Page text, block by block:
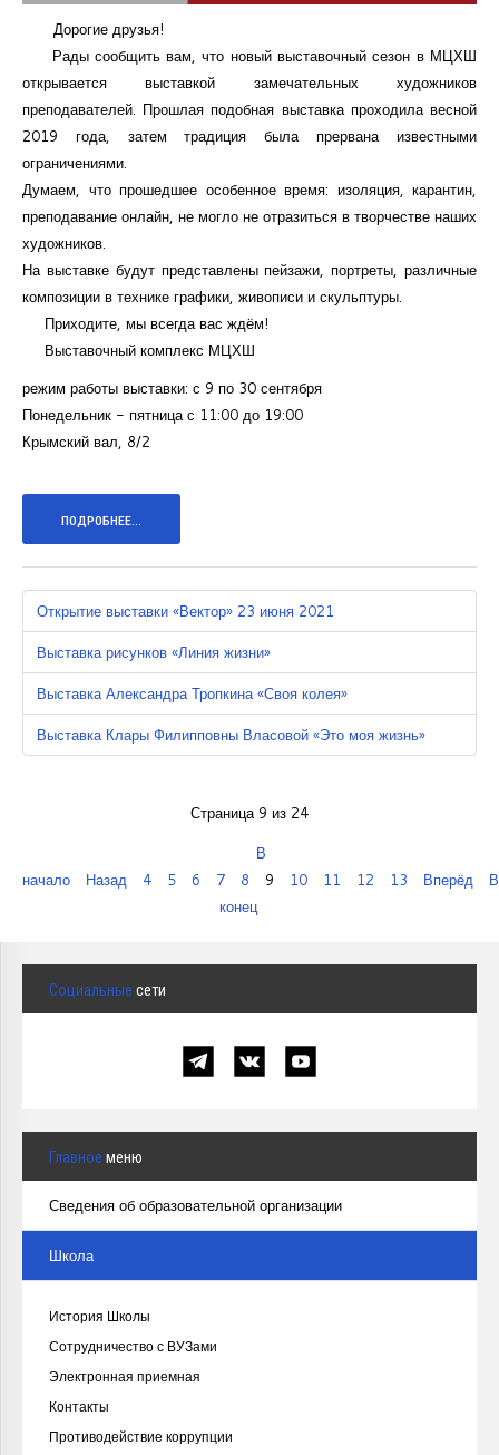
Дорогие друзья!
Рады сообщить вам, что новый выставочный сезон в МЦХШ
открывается выставкой замечательных художников
преподавателей. Прошлая подобная выставка проходила весной
2019 года, затем традиция была прервана известными
ограничениями.
Думаем, что прошедшее особенное время: изоляция, карантин,
преподавание онлайн, не могло не отразиться в творчестве наших
художников.
На выставке будут представлены пейзажи, портреты, различные
композиции в технике графики, живописи и скульптуры.
Приходите, мы всегда вас ждём!
Выставочный комплекс МЦХШ
режим работы выставки: с 9 по 30 сентября
Понедельник - пятница с 11:00 до 19:00
Крымский вал, 8/2
ПОДРОБНЕЕ...
Открытие выставки «Вектор» 23 июня 2021
Выставка рисунков «Линия жизни»
Выставка Александра Тропкина «Своя колея»
Выставка Клары Филипповны Власовой «Это моя жизнь»
Страница 9 из 24
В
начало
Назад 4 5 6 7 8 9 10 11 12 13 Вперёд
В
конец
Социальные сети
Главное меню
Сведения об образовательной организации
Школа
История Школы
Сотрудничество с ВУЗами
Электронная приемная
Контакты
Противодействие коррупции